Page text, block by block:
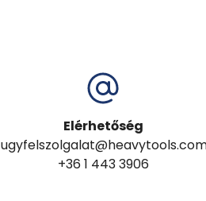
Elérhetőség
+36 1 443 3906